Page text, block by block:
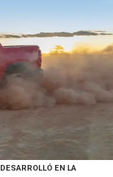
EN LA